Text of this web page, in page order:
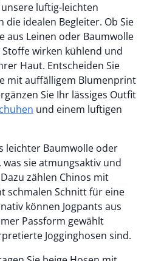
luftig-leichten
aus Leinen oder Baumwolle
wirken kühlend und
Haut. Entscheiden Sie
mit auffälligem Blumenprint
Sie Ihr lässiges Outfit
und einem luftigen
leichter Baumwolle oder
sie atmungsaktiv und
zählen Chinos mit
schmalen Schnitt für eine
können Jogpants aus
Passform gewählt
Jogginghosen sind.